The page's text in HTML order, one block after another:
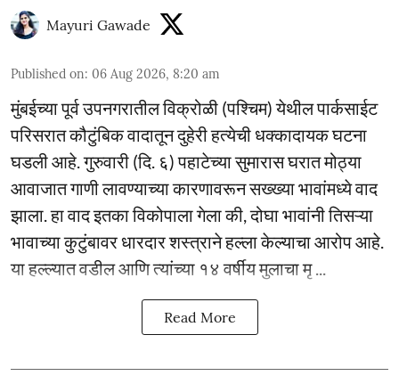
Mayuri Gawade
Published on: 06 Aug 2026, 8:20 am
मुंबईच्या पूर्व उपनगरातील विक्रोळी (पश्चिम) येथील पार्कसाईट
परिसरात कौटुंबिक वादातून दुहेरी हत्येची धक्कादायक घटना
घडली आहे. गुरुवारी (दि. ६) पहाटेच्या सुमारास घरात मोठ्या
आवाजात गाणी लावण्याच्या कारणावरून सख्ख्या भावांमध्ये वाद
झाला. हा वाद इतका विकोपाला गेला की, दोघा भावांनी तिसऱ्या
भावाच्या कुटुंबावर धारदार शस्त्राने हल्ला केल्याचा आरोप आहे.
या हल्ल्यात वडील आणि त्यांच्या १४ वर्षीय मुलाचा मृ ...
Read More